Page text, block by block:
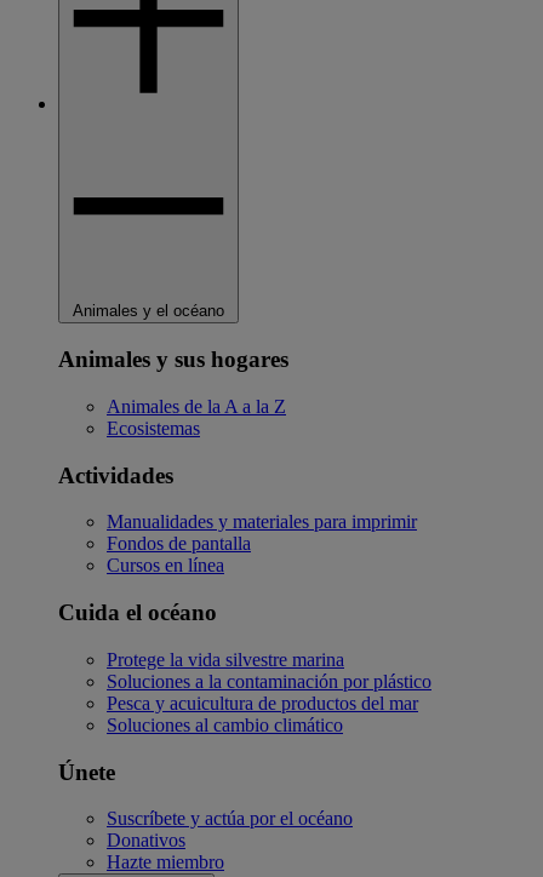
Animales y el océano
Animales y sus hogares
Animales de la A a la Z
Ecosistemas
Actividades
Manualidades y materiales para imprimir
Fondos de pantalla
Cursos en línea
Cuida el océano
Protege la vida silvestre marina
Soluciones a la contaminación por plástico
Pesca y acuicultura de productos del mar
Soluciones al cambio climático
Únete
Suscríbete y actúa por el océano
Donativos
Hazte miembro